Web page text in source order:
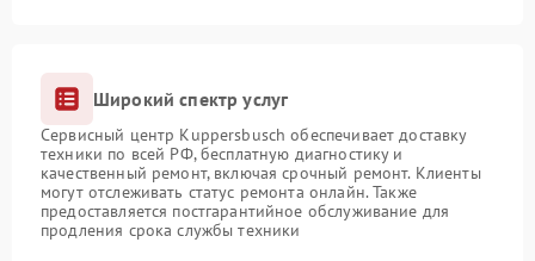
Широкий спектр услуг
Сервисный центр Kuppersbusch обеспечивает доставку
техники по всей РФ, бесплатную диагностику и
качественный ремонт, включая срочный ремонт. Клиенты
могут отслеживать статус ремонта онлайн. Также
предоставляется постгарантийное обслуживание для
продления срока службы техники